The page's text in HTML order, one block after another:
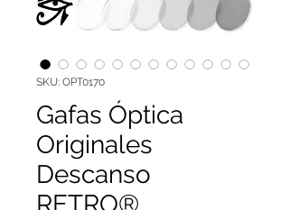
SKU: OPT0170
Gafas Óptica
Originales
Descanso